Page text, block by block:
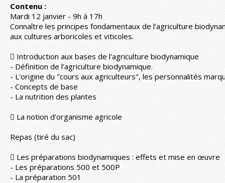
Contenu :
Mardi 12 janvier - 9h à 17h
Connaître les principes fondamentaux de l’agriculture
aux cultures arboricoles et viticoles.
 Introduction aux bases de l'agriculture biodynamique
- Définition de l’agriculture biodynamique.
- L'origine du "cours aux agriculteurs", les personnalités
- Concepts de base
- La nutrition des plantes
 La notion d’organisme agricole
Repas (tiré du sac)
 Les préparations biodynamiques : effets et mise en œuvre
- Les préparations 500 et 500P
- La préparation 501